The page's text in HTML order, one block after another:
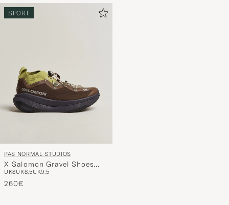
SPORT
PAS NORMAL STUDIOS
X Salomon Gravel Shoes
Dark Earth
UK8UK8,5UK9,5
260€